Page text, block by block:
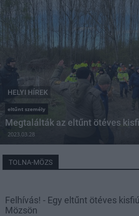
HELYI HÍREK
eltűnt személy
Megtalálták az eltűnt ötéves
2023.03.28
TOLNA-MÖZS
Felhívás! - Egy eltűnt ötéves
Mözsön